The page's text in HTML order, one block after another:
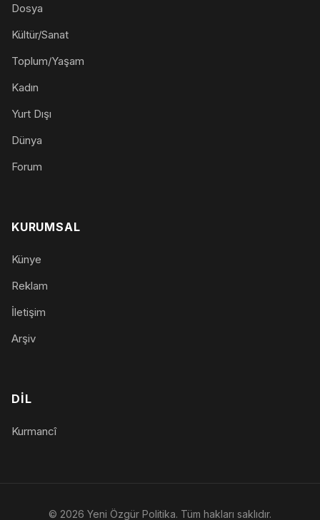
Dosya
Kültür/Sanat
Toplum/Yaşam
Kadın
Yurt Dışı
Dünya
Forum
KURUMSAL
Künye
Reklam
İletişim
Arşiv
DIL
Kurmancî
© 2026 Yeni Özgür Politika. Tüm hakları saklıdır.